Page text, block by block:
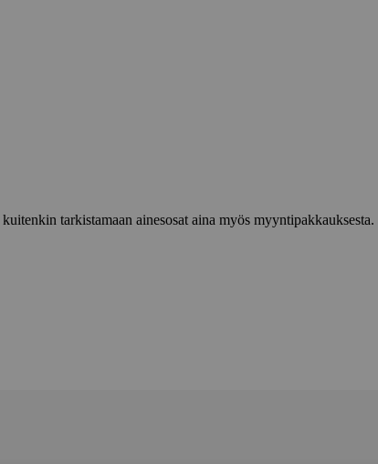
tarkistamaan ainesosat aina myös myyntipakkauksesta.